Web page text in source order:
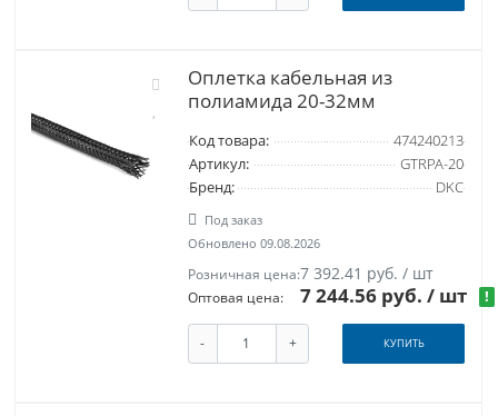
Оплетка кабельная из
полиамида 20-32мм
Код товара:
474240213
Артикул:
GTRPA-20
Бренд:
DKC
Под заказ
Обновлено 09.08.2026
Розничная цена:7 392.41 руб. / шт
Оптовая цена: 7 244.56 руб./ шт !
- + КУПИТЬ